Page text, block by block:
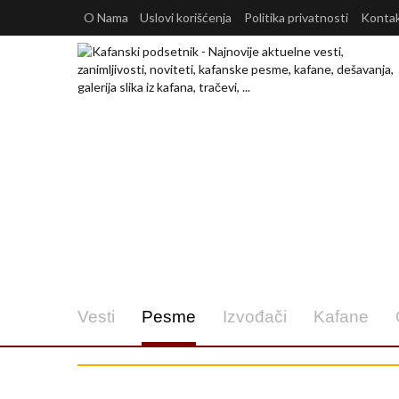
O Nama Uslovi korišćenja Politika privatnosti
Vesti Pesme Izvođači Kafane